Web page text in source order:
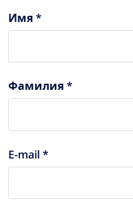
Имя *
Фамилия *
E-mail *